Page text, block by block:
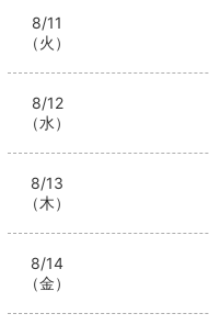
8/11
（火）
8/12
（水）
8/13
（木）
8/14
（金）